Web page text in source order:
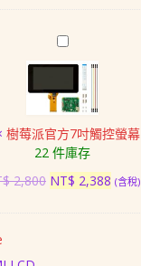
觸
控
幕
格：
NT$ 880。
樹
莓
官
方
7
吋
觸
控
樹莓派官方7吋觸控螢幕
22 件庫存
2,800 原
NT$ 2,388 目
(含稅)